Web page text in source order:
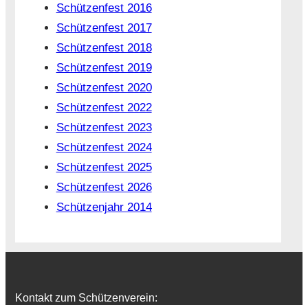
Schützenfest 2016
Schützenfest 2017
Schützenfest 2018
Schützenfest 2019
Schützenfest 2020
Schützenfest 2022
Schützenfest 2023
Schützenfest 2024
Schützenfest 2025
Schützenfest 2026
Schützenjahr 2014
Kontakt zum Schützenverein: